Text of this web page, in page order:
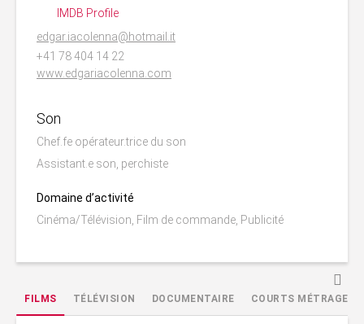
IMDB Profile
edgar.iacolenna@hotmail.it
+41 78 404 14 22
www.edgariacolenna.com
Son
Chef.fe opérateur.trice du son
Assistant.e son, perchiste
Domaine d’activité
Cinéma/Télévision, Film de commande, Publicité
FILMS TÉLÉVISION DOCUMENTAIRE COURTS MÉTRAGES